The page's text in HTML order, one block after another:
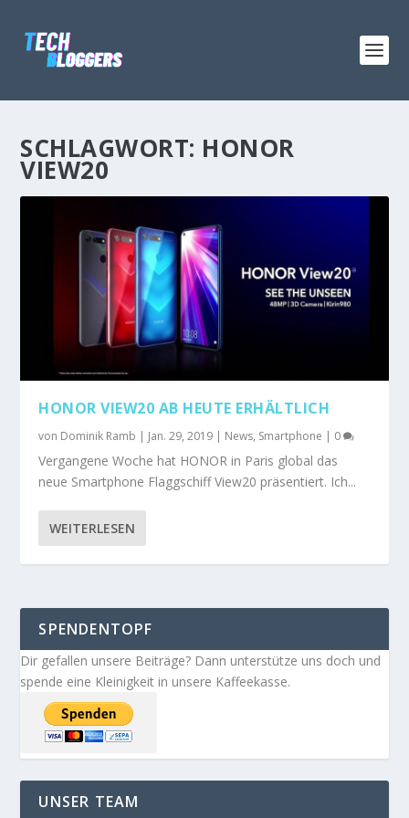
SCHLAGWORT: HONOR
VIEW20
HONOR VIEW20 AB HEUTE ERHÄLTLICH
von Dominik Ramb | Jan. 29, 2019 | News, Smartphone | 0
Vergangene Woche hat HONOR in Paris global das
neue Smartphone Flaggschiff View20 präsentiert. Ich...
WEITERLESEN
SPENDENTOPF
Dir gefallen unsere Beiträge? Dann unterstütze uns doch und
spende eine Kleinigkeit in unsere Kaffeekasse.
UNSER TEAM